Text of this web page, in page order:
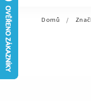
Domů /